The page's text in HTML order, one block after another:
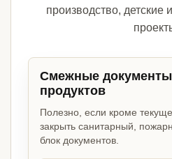
производство, детские
Смежные документы
продуктов
Полезно, если кроме
закрыть санитарный,
блок документов.